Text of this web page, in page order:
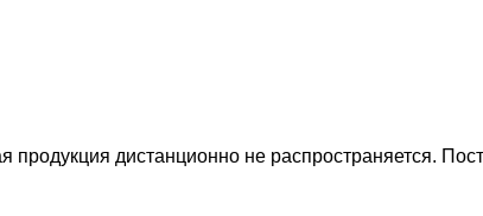
дистанционно не распространяется.